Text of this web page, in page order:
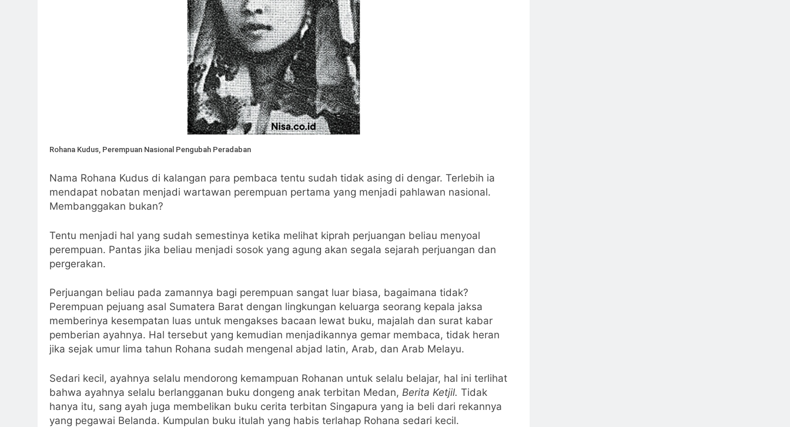
Rohana Kudus, Perempuan Nasional Pengubah Peradaban
Nama Rohana Kudus di kalangan para pembaca tentu sudah tidak asing di dengar. Terlebih ia
mendapat nobatan menjadi wartawan perempuan pertama yang menjadi pahlawan nasional.
Membanggakan bukan?
Tentu menjadi hal yang sudah semestinya ketika melihat kiprah perjuangan beliau menyoal
perempuan. Pantas jika beliau menjadi sosok yang agung akan segala sejarah perjuangan dan
pergerakan.
Perjuangan beliau pada zamannya bagi perempuan sangat luar biasa, bagaimana tidak?
Perempuan pejuang asal Sumatera Barat dengan lingkungan keluarga seorang kepala jaksa
memberinya kesempatan luas untuk mengakses bacaan lewat buku, majalah dan surat kabar
pemberian ayahnya. Hal tersebut yang kemudian menjadikannya gemar membaca, tidak heran
jika sejak umur lima tahun Rohana sudah mengenal abjad latin, Arab, dan Arab Melayu.
Sedari kecil, ayahnya selalu mendorong kemampuan Rohanan untuk selalu belajar, hal ini terlihat
bahwa ayahnya selalu berlangganan buku dongeng anak terbitan Medan, Berita Ketjil. Tidak
hanya itu, sang ayah juga membelikan buku cerita terbitan Singapura yang ia beli dari rekannya
yang pegawai Belanda. Kumpulan buku itulah yang habis terlahap Rohana sedari kecil.